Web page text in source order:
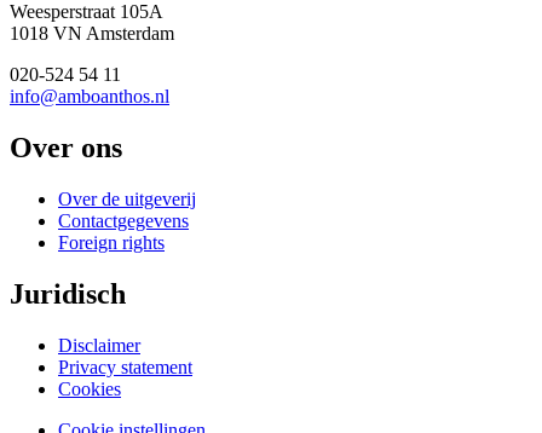
Weesperstraat 105A
1018 VN Amsterdam
020-524 54 11
info@amboanthos.nl
Over ons
Over de uitgeverij
Contactgegevens
Foreign rights
Juridisch
Disclaimer
Privacy statement
Cookies